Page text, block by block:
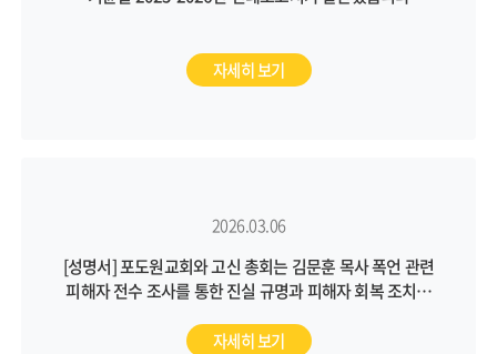
자세히 보기
2026.03.06
[성명서] 포도원교회와 고신 총회는 김문훈 목사 폭언 관련
피해자 전수 조사를 통한 진실 규명과 피해자 회복 조치를
자세히 보기